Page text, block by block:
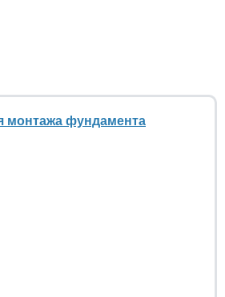
монтажа фундамента